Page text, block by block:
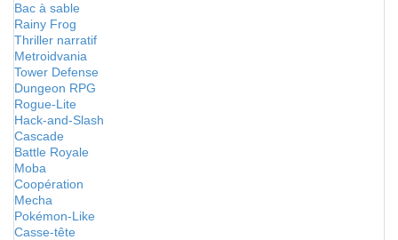
Bac à sable
Rainy Frog
Thriller narratif
Metroidvania
Tower Defense
Dungeon RPG
Rogue-Lite
Hack-and-Slash
Cascade
Battle Royale
Moba
Coopération
Mecha
Pokémon-Like
Casse-tête